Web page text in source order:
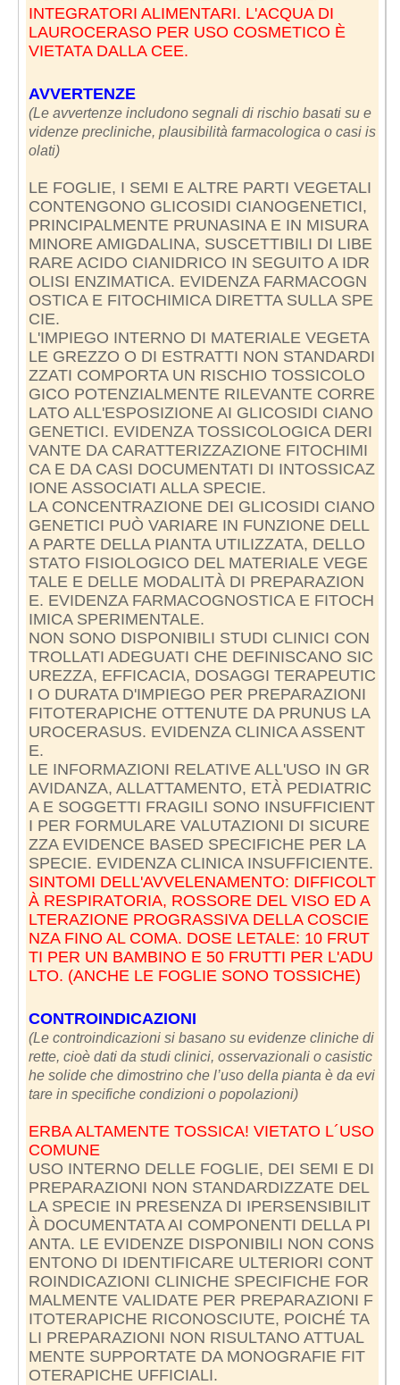
INTEGRATORI ALIMENTARI. L'ACQUA DI
LAUROCERASO PER USO COSMETICO È
VIETATA DALLA CEE.
AVVERTENZE
(Le avvertenze includono segnali di rischio basati su e
videnze precliniche, plausibilità farmacologica o casi is
olati)
LE FOGLIE, I SEMI E ALTRE PARTI VEGETALI
CONTENGONO GLICOSIDI CIANOGENETICI,
PRINCIPALMENTE PRUNASINA E IN MISURA
MINORE AMIGDALINA, SUSCETTIBILI DI LIBE
RARE ACIDO CIANIDRICO IN SEGUITO A IDR
OLISI ENZIMATICA. EVIDENZA FARMACOGN
OSTICA E FITOCHIMICA DIRETTA SULLA SPE
CIE.
L'IMPIEGO INTERNO DI MATERIALE VEGETA
LE GREZZO O DI ESTRATTI NON STANDARDI
ZZATI COMPORTA UN RISCHIO TOSSICOLO
GICO POTENZIALMENTE RILEVANTE CORRE
LATO ALL'ESPOSIZIONE AI GLICOSIDI CIANO
GENETICI. EVIDENZA TOSSICOLOGICA DERI
VANTE DA CARATTERIZZAZIONE FITOCHIMI
CA E DA CASI DOCUMENTATI DI INTOSSICAZ
IONE ASSOCIATI ALLA SPECIE.
LA CONCENTRAZIONE DEI GLICOSIDI CIANO
GENETICI PUÒ VARIARE IN FUNZIONE DELL
A PARTE DELLA PIANTA UTILIZZATA, DELLO
STATO FISIOLOGICO DEL MATERIALE VEGE
TALE E DELLE MODALITÀ DI PREPARAZION
E. EVIDENZA FARMACOGNOSTICA E FITOCH
IMICA SPERIMENTALE.
NON SONO DISPONIBILI STUDI CLINICI CON
TROLLATI ADEGUATI CHE DEFINISCANO SIC
UREZZA, EFFICACIA, DOSAGGI TERAPEUTIC
I O DURATA D'IMPIEGO PER PREPARAZIONI
FITOTERAPICHE OTTENUTE DA PRUNUS LA
UROCERASUS. EVIDENZA CLINICA ASSENT
E.
LE INFORMAZIONI RELATIVE ALL'USO IN GR
AVIDANZA, ALLATTAMENTO, ETÀ PEDIATRIC
A E SOGGETTI FRAGILI SONO INSUFFICIENT
I PER FORMULARE VALUTAZIONI DI SICURE
ZZA EVIDENCE BASED SPECIFICHE PER LA
SINTOMI DELL'AVVELENAMENTO: DIFFICOLT
À RESPIRATORIA, ROSSORE DEL VISO ED A
LTERAZIONE PROGRASSIVA DELLA COSCIE
NZA FINO AL COMA. DOSE LETALE: 10 FRUT
TI PER UN BAMBINO E 50 FRUTTI PER L'ADU
LTO. (ANCHE LE FOGLIE SONO TOSSICHE)
CONTROINDICAZIONI
(Le controindicazioni si basano su evidenze cliniche di
rette, cioè dati da studi clinici, osservazionali o casistic
he solide che dimostrino che l’uso della pianta è da evi
tare in specifiche condizioni o popolazioni)
ERBA ALTAMENTE TOSSICA! VIETATO L´USO
COMUNE
USO INTERNO DELLE FOGLIE, DEI SEMI E DI
PREPARAZIONI NON STANDARDIZZATE DEL
LA SPECIE IN PRESENZA DI IPERSENSIBILIT
À DOCUMENTATA AI COMPONENTI DELLA PI
ANTA. LE EVIDENZE DISPONIBILI NON CONS
ENTONO DI IDENTIFICARE ULTERIORI CONT
ROINDICAZIONI CLINICHE SPECIFICHE FOR
MALMENTE VALIDATE PER PREPARAZIONI F
ITOTERAPICHE RICONOSCIUTE, POICHÉ TA
LI PREPARAZIONI NON RISULTANO ATTUAL
MENTE SUPPORTATE DA MONOGRAFIE FIT
OTERAPICHE UFFICIALI.